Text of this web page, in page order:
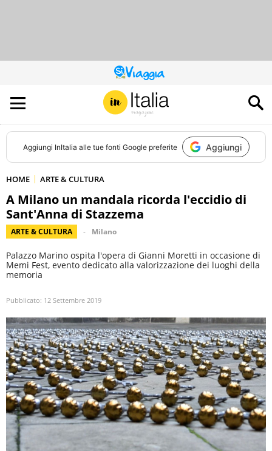
QUESTO
SITO
CONTRIBUISCE
ALL’AUDIENCE
DI
Aggiungi InItalia alle tue fonti Google preferite Aggiungi
HOME ARTE & CULTURA
A Milano un mandala ricorda l'eccidio di
Sant'Anna di Stazzema
ARTE & CULTURA Milano
Palazzo Marino ospita l'opera di Gianni Moretti in occasione di
Memi Fest, evento dedicato alla valorizzazione dei luoghi della
memoria
Pubblicato: 12 Settembre 2019